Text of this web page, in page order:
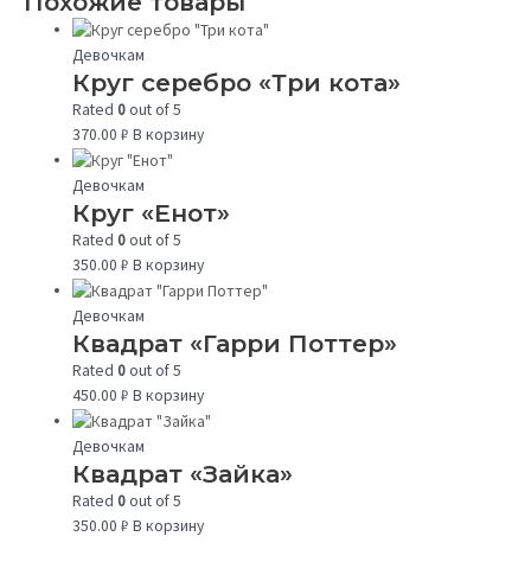
Девочкам
Круг серебро «Три кота»
Rated0out of 5
370.00₽ В корзину
Девочкам
Круг «Енот»
Rated0out of 5
350.00₽ В корзину
Девочкам
Квадрат «Гарри Поттер»
Rated0out of 5
450.00₽ В корзину
Девочкам
Квадрат «Зайка»
Rated0out of 5
350.00₽ В корзину